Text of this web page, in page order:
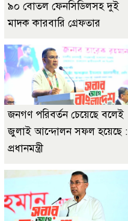
৯০ বোতল ফেনসিডিলসহ দুই
মাদক কারবারি গ্রেফতার
জনগণ পরিবর্তন চেয়েছে বলেই
জুলাই আন্দোলন সফল হয়েছে :
প্রধানমন্ত্রী